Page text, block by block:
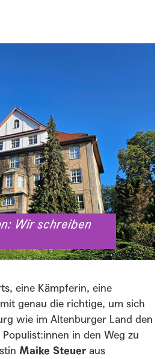
Wir schreiben
eine Kämpferin, eine
genau die richtige, um sich
wie im Altenburger Land den
in den Weg zu
Maike Steueraus